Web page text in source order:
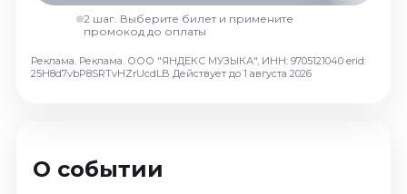
Октябрь 2026
Ноябрь 2026
Декабрь 2026
2 шаг. Выберите билет и примените
промокод до оплаты
Реклама. Реклама. ООО "ЯНДЕКС МУЗЫКА", ИНН: 9705121040 erid:
25H8d7vbP8SRTvHZrUcdLB Действует до 1 августа 2026
О событии